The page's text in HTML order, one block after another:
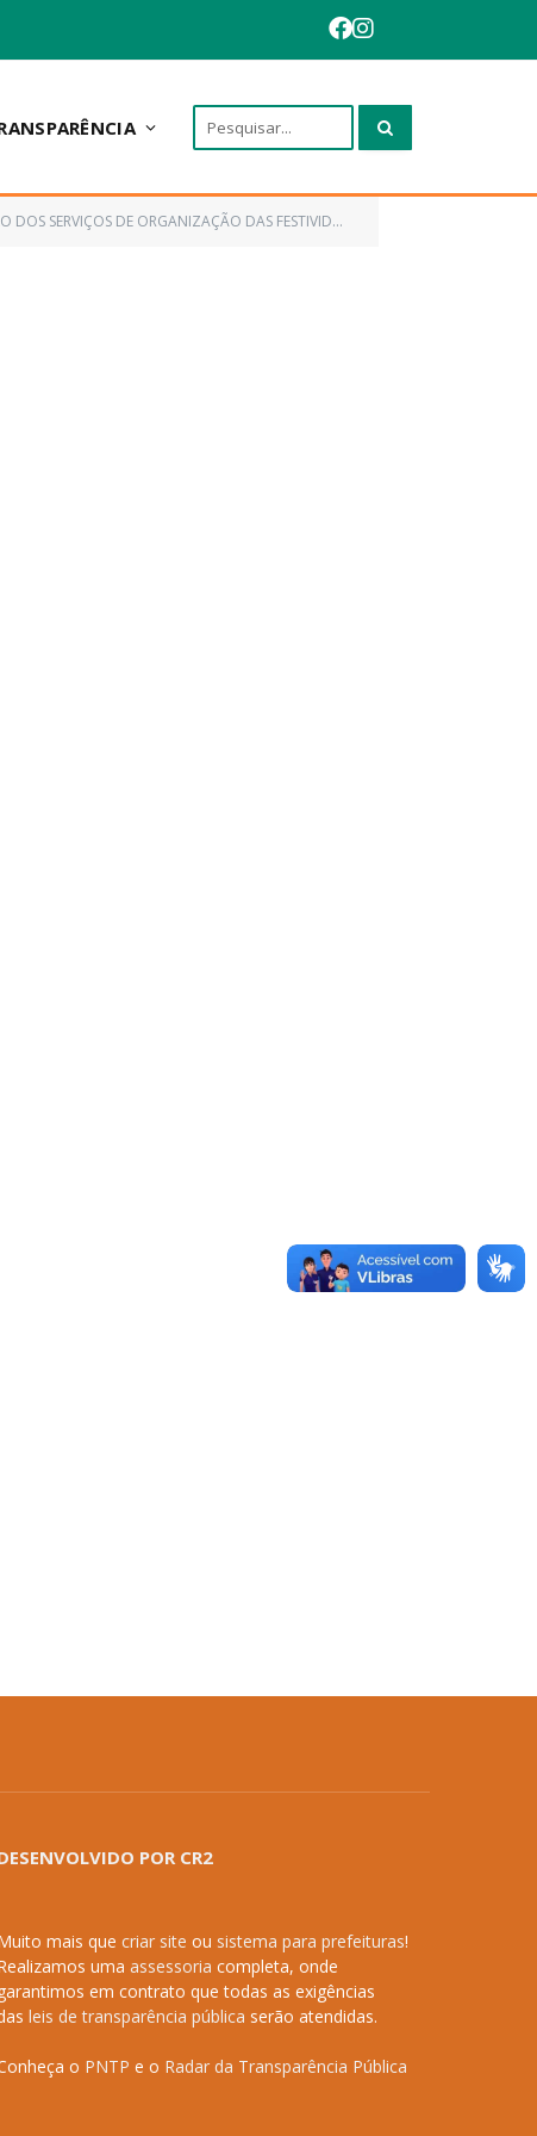
ORGANIZAÇÃO DAS FESTIVIDADES DO CARNAVAL 2020)
POR CR2
mais que criar site ou sistema para prefeituras!
uma assessoria completa, onde
em contrato que todas as exigências
leis de transparência pública serão atendidas.
o PNTP e o Radar da Transparência Pública